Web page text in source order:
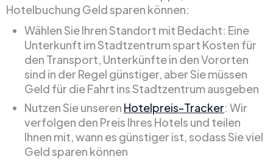
Hotelbuchung Geld sparen können:
Wählen Sie Ihren Standort mit Bedacht: Eine
Unterkunft im Stadtzentrum spart Kosten für
den Transport, Unterkünfte in den Vororten
sind in der Regel günstiger, aber Sie müssen
Geld für die Fahrt ins Stadtzentrum ausgeben
Nutzen Sie unseren Hotelpreis-Tracker: Wir
verfolgen den Preis Ihres Hotels und teilen
Ihnen mit, wann es günstiger ist, sodass Sie viel
Geld sparen können